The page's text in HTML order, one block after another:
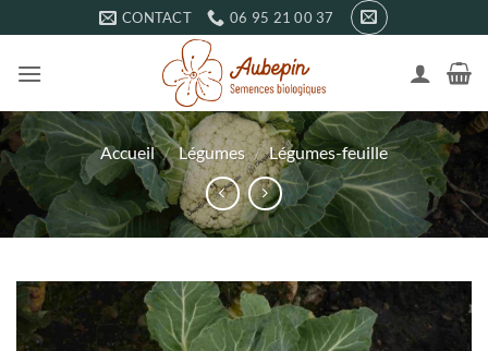
au
contenu
CONTACT 06 95 21 00 37
Accueil / Légumes / Légumes-feuille